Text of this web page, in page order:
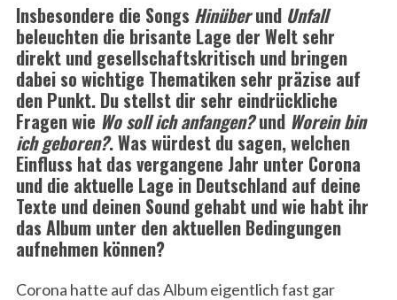
Insbesondere die Songs Hinüberund Unfall
beleuchten die brisante Lage der Welt sehr
direkt und gesellschaftskritisch und bringen
dabei so wichtige Thematiken sehr präzise auf
den Punkt. Du stellst dir sehr eindrückliche
Fragen wie Wo soll ich anfangen?und Worein bin
ich geboren?. Was würdest du sagen, welchen
Einfluss hat das vergangene Jahr unter Corona
und die aktuelle Lage in Deutschland auf deine
Texte und deinen Sound gehabt und wie habt ihr
das Album unter den aktuellen Bedingungen
aufnehmen können?
Corona hatte auf das Album eigentlich fast gar